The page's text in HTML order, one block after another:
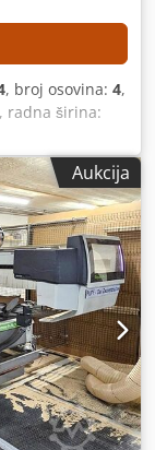
, broj osovina: 4,
, radna širina:
Radni prostor,
stola: stol s
stezaljke: 6
1 Broj
1 Bušna
12
bušna
18
osi: 4 Snaga
Jedinica za
izradu žljebova
Aukcija